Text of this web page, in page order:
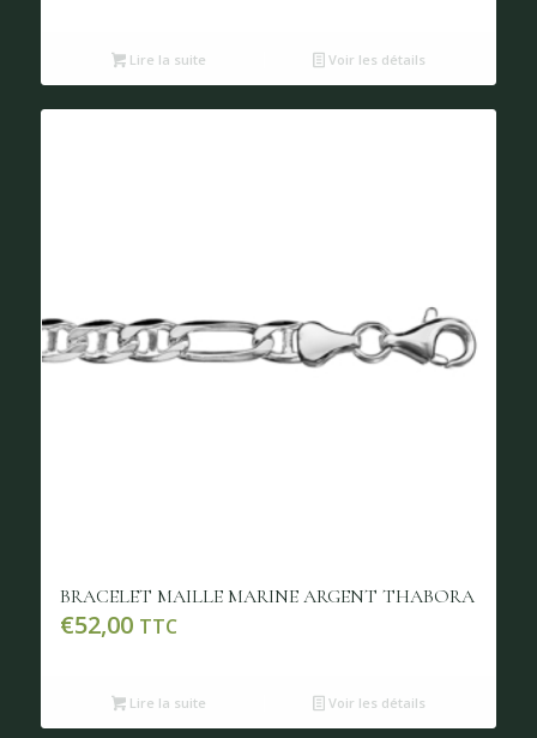
Lire la suite Voir les détails
BRACELET MAILLE MARINE ARGENT THABORA
€52,00 TTC
Lire la suite Voir les détails